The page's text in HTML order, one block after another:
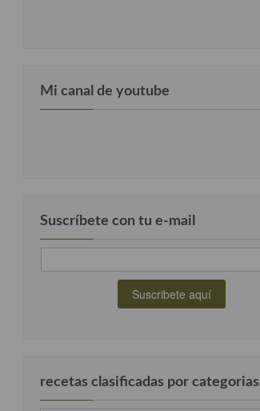
Mi canal de youtube
Suscríbete con tu e-mail
recetas clasificadas por categorias